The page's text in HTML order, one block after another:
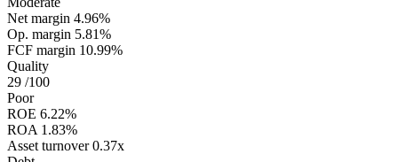
Net margin 4.96%
Op. margin 5.81%
FCF margin 10.99%
Quality
29 /100
Poor
ROE 6.22%
ROA 1.83%
Asset turnover 0.37x